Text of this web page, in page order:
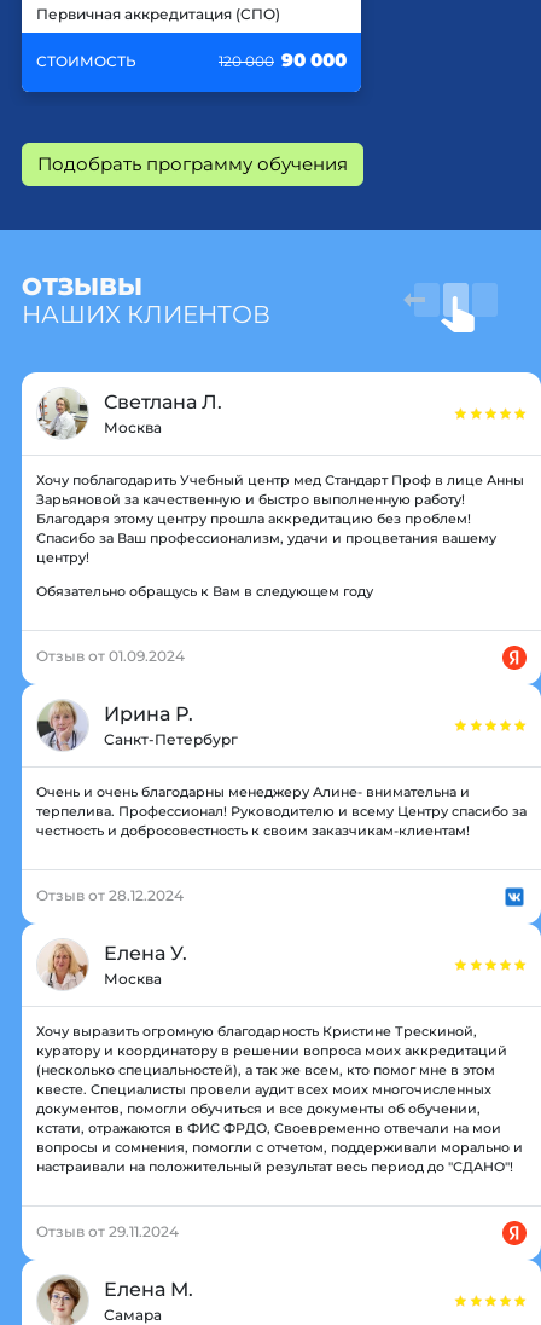
Первичная аккредитация (СПО)
СТОИМОСТЬ 120 000 90 000
Подобрать программу обучения
ОТЗЫВЫ
НАШИХ КЛИЕНТОВ
Светлана Л.
Москва
Хочу поблагодарить Учебный центр мед Стандарт Проф в лице Анны
Зарьяновой за качественную и быстро выполненную работу!
Благодаря этому центру прошла аккредитацию без проблем!
Спасибо за Ваш профессионализм, удачи и процветания вашему
центру!
Обязательно обращусь к Вам в следующем году
Отзыв от 01.09.2024
Ирина Р.
Санкт-Петербург
Очень и очень благодарны менеджеру Алине- внимательна и
терпелива. Профессионал! Руководителю и всему Центру спасибо за
честность и добросовестность к своим заказчикам-клиентам!
Отзыв от 28.12.2024
Елена У.
Москва
Хочу выразить огромную благодарность Кристине Трескиной,
куратору и координатору в решении вопроса моих аккредитаций
(несколько специальностей), а так же всем, кто помог мне в этом
квесте. Специалисты провели аудит всех моих многочисленных
документов, помогли обучиться и все документы об обучении,
кстати, отражаются в ФИС ФРДО, Своевременно отвечали на мои
вопросы и сомнения, помогли с отчетом, поддерживали морально и
настраивали на положительный результат весь период до "СДАНО"!
Отзыв от 29.11.2024
Елена М.
Самара